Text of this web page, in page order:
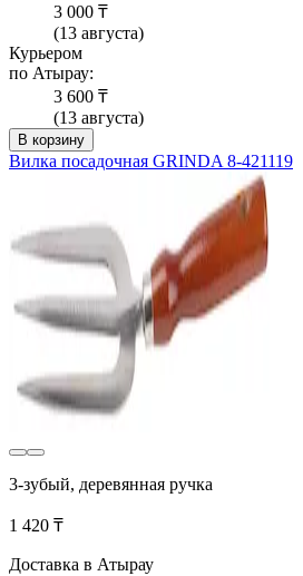
3 000 ₸
(13 августа)
Курьером
по Атырау:
3 600 ₸
(13 августа)
В корзину
Вилка посадочная GRINDA 8-421119
3-зубый, деревянная ручка
1 420 ₸
Доставка в Атырау